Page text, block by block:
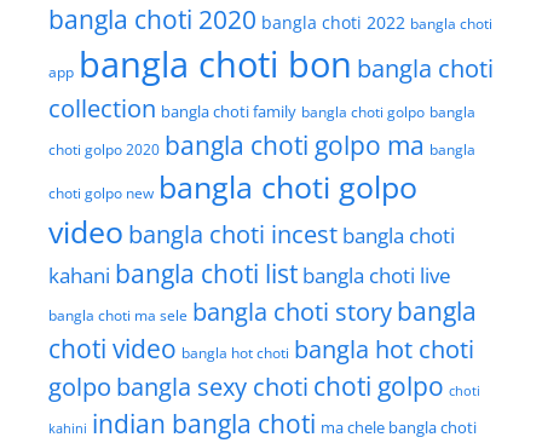
bangla choti 2020 bangla choti 2022 bangla choti
app bangla choti bon bangla choti
collection bangla choti family bangla choti golpo bangla
choti golpo 2020 bangla choti golpo ma bangla
choti golpo new bangla choti golpo
video bangla choti incest bangla choti
kahani bangla choti list bangla choti live
bangla choti ma sele bangla choti storybangla
choti video bangla hot choti bangla hot choti
golpo bangla sexy choti choti golpo choti
kahini indian bangla choti ma chele bangla choti